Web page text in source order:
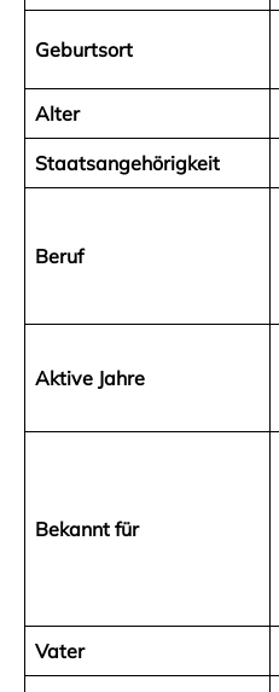
Geburtsort
Alter
Staatsangehörigkeit
Beruf
Aktive Jahre
Bekannt für
Vater